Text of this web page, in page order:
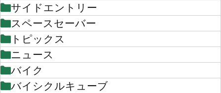
サイドエントリー
スペースセーバー
トピックス
ニュース
バイク
バイシクルキューブ